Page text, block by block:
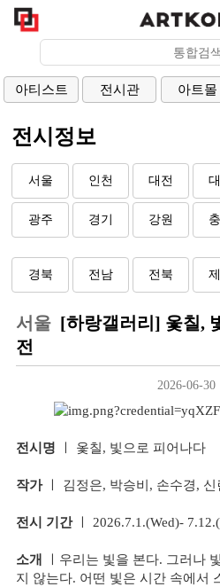
아티스트 전시관 아트몰
전시정보
서울 인천 대전
광주 경기 강원
경북 전남 전북
서울 [하랑갤러리] 옻칠,
전
2026-06-30
전시명 ㅣ 옻칠, 빛으로 피어나다
작가ㅣ 김정은, 박승비, 손수경, 신
전시 기간 ㅣ 2026.7.1.(Wed)-
소개
우리는 빛을 본다. 그러나
지 않는다. 어떤 빛은 시간 속에서